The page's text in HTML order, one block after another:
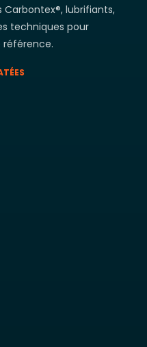
lubrifiants,
techniques pour